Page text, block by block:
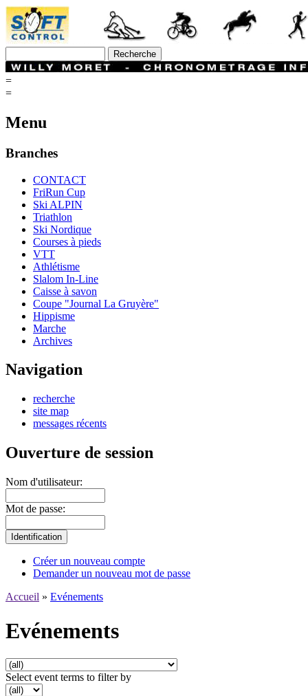
=
=
Menu
Branches
CONTACT
FriRun Cup
Ski ALPIN
Triathlon
Ski Nordique
Courses à pieds
VTT
Athlétisme
Slalom In-Line
Caisse à savon
Coupe "Journal La Gruyère"
Hippisme
Marche
Archives
Navigation
recherche
site map
messages récents
Ouverture de session
Nom d'utilisateur:
Mot de passe:
Créer un nouveau compte
Demander un nouveau mot de passe
Accueil » Evénements
Evénements
Select event terms to filter by